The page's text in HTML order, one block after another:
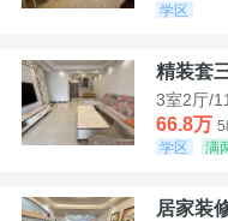
学区
精装套
3室2厅/
66.8万
学区
满
居家装